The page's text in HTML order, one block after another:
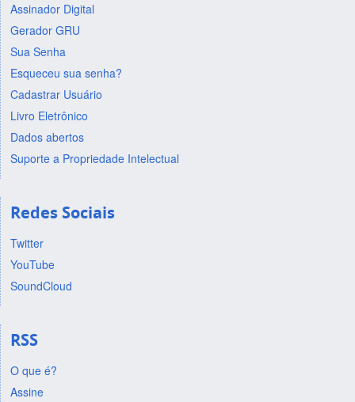
Assinador Digital
Gerador GRU
Sua Senha
Esqueceu sua senha?
Cadastrar Usuário
Livro Eletrônico
Dados abertos
Suporte a Propriedade Intelectual
Redes Sociais
Twitter
YouTube
SoundCloud
RSS
O que é?
Assine